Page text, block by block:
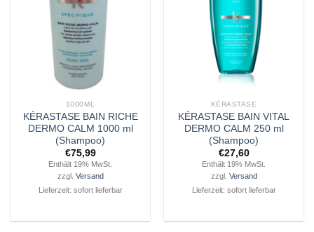
1000ML
KÉRASTASE BAIN RICHE
DERMO CALM 1000 ml
(Shampoo)
€75,99
Enthält 19% MwSt.
zzgl. Versand
Lieferzeit: sofort lieferbar
KÉRASTASE
KÉRASTASE BAIN VITAL
DERMO CALM 250 ml
(Shampoo)
€27,60
Enthält 19% MwSt.
zzgl. Versand
Lieferzeit: sofort lieferbar